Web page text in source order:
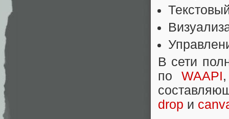
В сети
по WAAPI
drop и